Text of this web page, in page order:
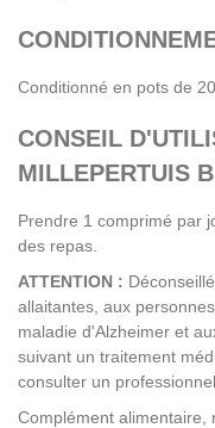
Conditionné en pots de
CONSEIL
MILLEPERTUIS
Prendre 1 comprimé par
des repas.
ATTENTION :
allaitantes, aux
maladie d'Alzheimer et
suivant un traitement
consulter un
Complément alimentaire,